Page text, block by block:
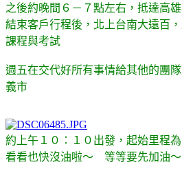
之後約晚間６－７點左右，抵達高
結束客戶行程後，北上台南大遠百
課程與考試
週五在交代好所有事情給其他的團
義市
約上午１０：１０出發，起始里程
看看也快沒油啦～ 等等要先加油～